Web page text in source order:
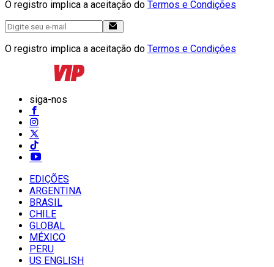
O registro implica a aceitação do Termos e Condições
O registro implica a aceitação do Termos e Condições
siga-nos
EDIÇÕES
ARGENTINA
BRASIL
CHILE
GLOBAL
MÉXICO
PERU
US ENGLISH